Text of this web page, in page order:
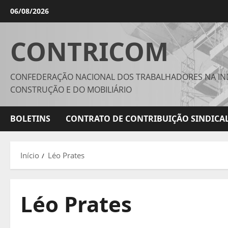
conteúdo
06/08/2026
CONTRICOM
CONFEDERAÇÃO NACIONAL DOS TRABALHADORES NA
CONSTRUÇÃO E DO MOBILIÁRIO
BOLETINS CONTRATO DE CONTRIBUIÇÃO
Início Léo Prates
Léo Prates